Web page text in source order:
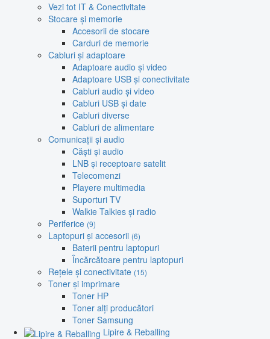
Vezi tot IT & Conectivitate
Stocare și memorie
Accesorii de stocare
Carduri de memorie
Cabluri și adaptoare
Adaptoare audio și video
Adaptoare USB și conectivitate
Cabluri audio și video
Cabluri USB și date
Cabluri diverse
Cabluri de alimentare
Comunicații și audio
Căști și audio
LNB și receptoare satelit
Telecomenzi
Playere multimedia
Suporturi TV
Walkie Talkies și radio
Periferice (9)
Laptopuri și accesorii (6)
Baterii pentru laptopuri
Încărcătoare pentru laptopuri
Rețele și conectivitate (15)
Toner și imprimare
Toner HP
Toner alți producători
Toner Samsung
Lipire & Reballing